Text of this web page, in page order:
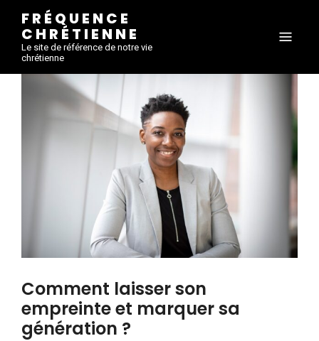
FRÉQUENCE
CHRÉTIENNE
Le site de référence de notre vie
chrétienne
Comment laisser son
empreinte et marquer sa
génération ?